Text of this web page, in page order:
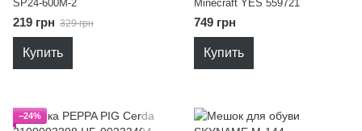
SP24-600M-2
219 грн 329 грн
Купить
Minecraft YES 559721
749 грн
Купить
−24%